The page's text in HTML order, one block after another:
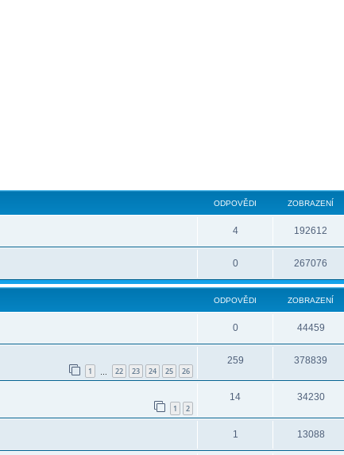
ODPOVĚDI ZOBRAZENÍ
4 192612
0 267076
ODPOVĚDI ZOBRAZENÍ
0 44459
1 22 23 24 25 26
259 378839
1 2
14 34230
1 13088